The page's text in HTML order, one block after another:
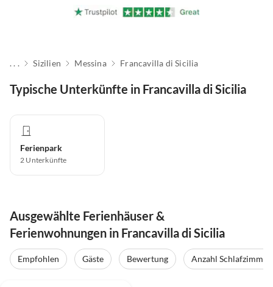
. . . Sizilien Messina Francavilla di Sicilia
Typische Unterkünfte in Francavilla di Sicilia
Ferienpark
2 Unterkünfte
Ausgewählte Ferienhäuser &
Ferienwohnungen in Francavilla di Sicilia
Empfohlen Gäste Bewertung
Anzahl Schlafzimmer